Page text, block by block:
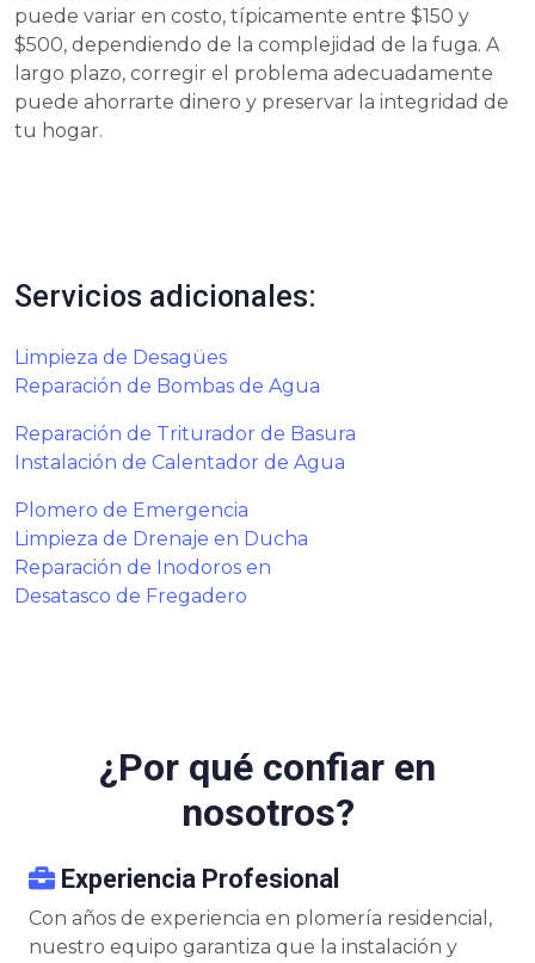
puede variar en costo, típicamente entre $150 y
$500, dependiendo de la complejidad de la fuga. A
largo plazo, corregir el problema adecuadamente
puede ahorrarte dinero y preservar la integridad de
tu hogar.
Servicios adicionales:
Limpieza de Desagües
Reparación de Bombas de Agua
Reparación de Triturador de Basura
Instalación de Calentador de Agua
Plomero de Emergencia
Limpieza de Drenaje en Ducha
Reparación de Inodoros en
Desatasco de Fregadero
¿Por qué confiar en
nosotros?
Experiencia Profesional
Con años de experiencia en plomería residencial,
nuestro equipo garantiza que la instalación y